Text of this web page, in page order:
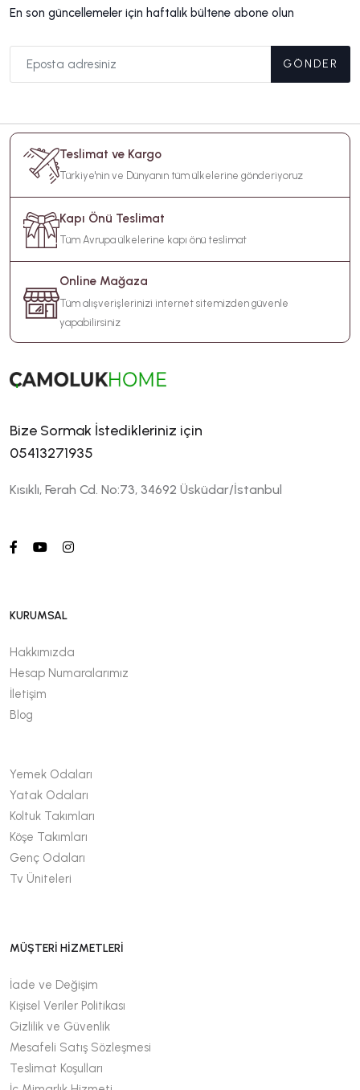
En son güncellemeler için haftalık bültene abone olun
GÖNDER
Teslimat ve Kargo
Türkiye'nin ve Dünyanın tüm ülkelerine gönderiyoruz
Kapı Önü Teslimat
Tüm Avrupa ülkelerine kapı önü teslimat
Online Mağaza
Tüm alışverişlerinizi internet sitemizden güvenle
yapabilirsiniz
Bize Sormak İstedikleriniz için
05413271935
Kısıklı, Ferah Cd. No:73, 34692 Üsküdar/İstanbul
KURUMSAL
Hakkımızda
Hesap Numaralarımız
İletişim
Blog
Yemek Odaları
Yatak Odaları
Koltuk Takımları
Köşe Takımları
Genç Odaları
Tv Üniteleri
MÜŞTERİ HİZMETLERİ
İade ve Değişim
Kişisel Veriler Politikası
Gizlilik ve Güvenlik
Mesafeli Satış Sözleşmesi
Teslimat Koşulları